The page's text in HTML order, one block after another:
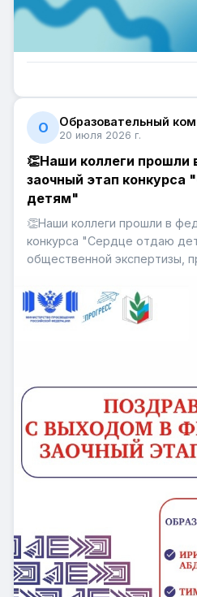
О Образовательный
20 июля 2026 г.
👏Наши коллеги прошли
заочный этап
детям"
👏Наши коллеги прошли в
конкурса "Сердце отдаю детям" По
общественной экспертизы,
Сергеевич Долгин вышли в
всероссийского конкурса